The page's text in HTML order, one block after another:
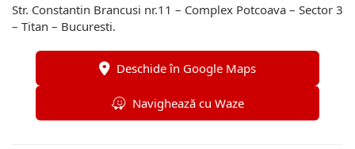
Str. Constantin Brancusi nr.11 – Complex Potcoava – Sector 3
– Titan – Bucuresti.
Deschide în Google Maps
Navighează cu Waze